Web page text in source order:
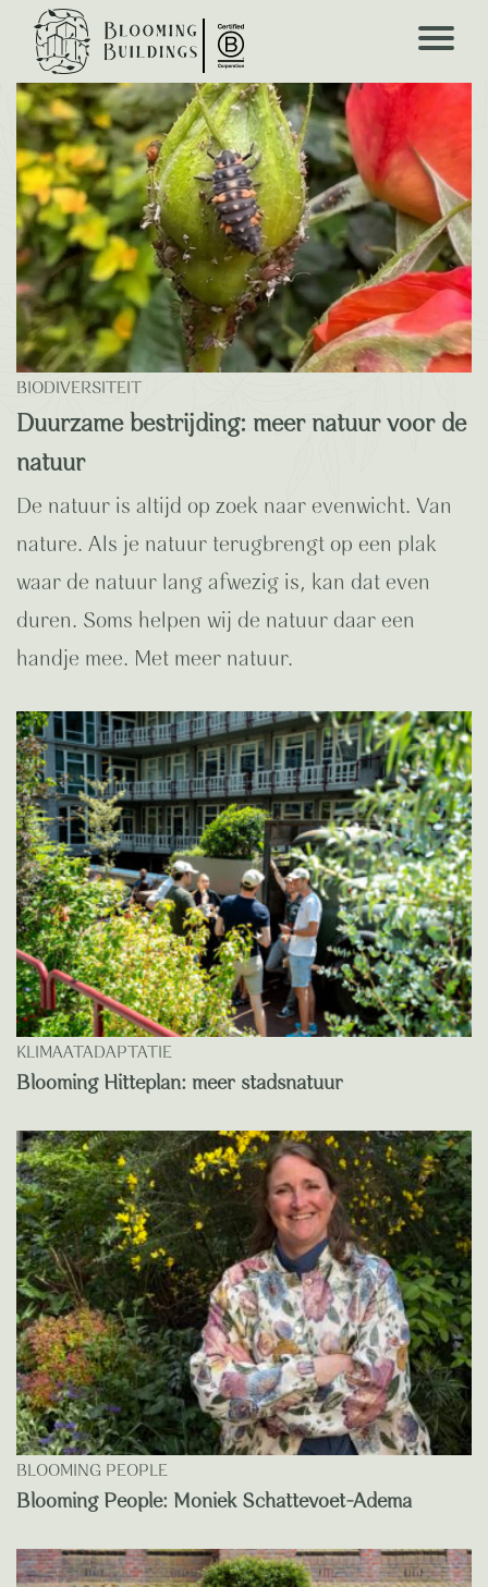
Blooming Blogs
BIODIVERSITEIT
Duurzame bestrijding: meer natuur voor de
natuur
De natuur is altijd op zoek naar evenwicht. Van
nature. Als je natuur terugbrengt op een plak
waar de natuur lang afwezig is, kan dat even
duren. Soms helpen wij de natuur daar een
handje mee. Met meer natuur.
KLIMAATADAPTATIE
Blooming Hitteplan: meer stadsnatuur
BLOOMING PEOPLE
Blooming People: Moniek Schattevoet-Adema